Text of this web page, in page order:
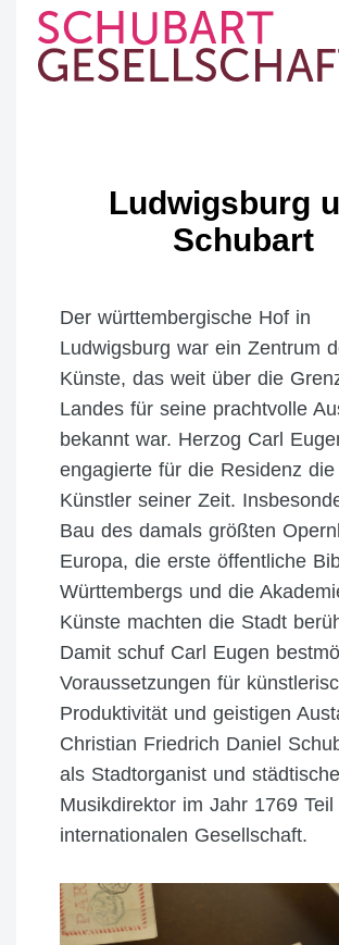
content
Ludwigsburg
Schubart
Der württembergische Hof in
Ludwigsburg war ein Zentrum
Künste, das weit über die
Landes für seine prachtvolle
bekannt war. Herzog Carl
engagierte für die Residenz die
Künstler seiner Zeit.
Bau des damals größten
Europa, die erste öffentliche
Württembergs und die
Künste machten die Stadt
Damit schuf Carl Eugen
Voraussetzungen für
Produktivität und geistigen
Christian Friedrich Daniel
als Stadtorganist und
Musikdirektor im Jahr 1769 Teil
internationalen Gesellschaft.